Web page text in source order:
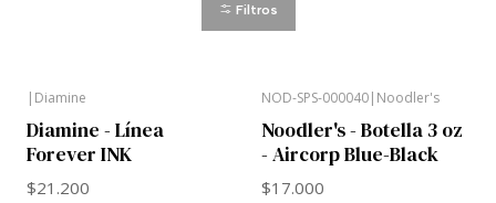
Filtros
| Diamine
Diamine - Línea
Forever INK
$21.200
NOD-SPS-000040| Noodler's
Noodler's - Botella 3 oz
- Aircorp Blue-Black
$17.000